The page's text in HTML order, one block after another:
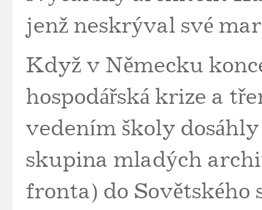
jenž neskrýval své
Když v Německu
hospodářská krize a
vedením školy
skupina mladých
fronta) do Sovětského